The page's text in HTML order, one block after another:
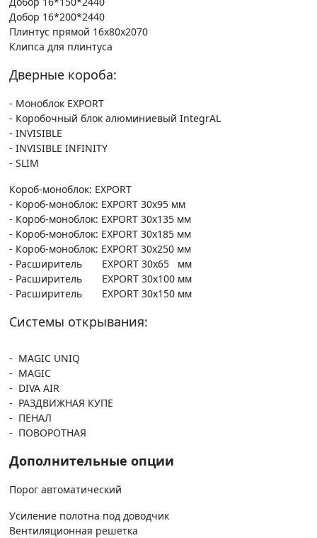
Добор 16*200*2440
Плинтус прямой 16х80х2070
Клипса для плинтуса
Дверные короба:
- Моноблок EXPORT
- Коробочный блок алюминиевый IntegrAL
- INVISIBLE
- INVISIBLE INFINITY
- SLIM
Короб-моноблок: EXPORT
- Короб-моноблок: EXPORT 30х95 мм
- Короб-моноблок: EXPORT 30х135 мм
- Короб-моноблок: EXPORT 30х185 мм
- Короб-моноблок: EXPORT 30х250 мм
- Расширитель EXPORT 30х65 мм
- Расширитель EXPORT 30х100 мм
- Расширитель EXPORT 30х150 мм
Системы открывания:
- MAGIC UNIQ
- MAGIC
- DIVA AIR
- РАЗДВИЖНАЯ КУПЕ
- ПЕНАЛ
- ПОВОРОТНАЯ
Дополнительные опции
Порог автоматический
Усиление полотна под доводчик
Вентиляционная решетка